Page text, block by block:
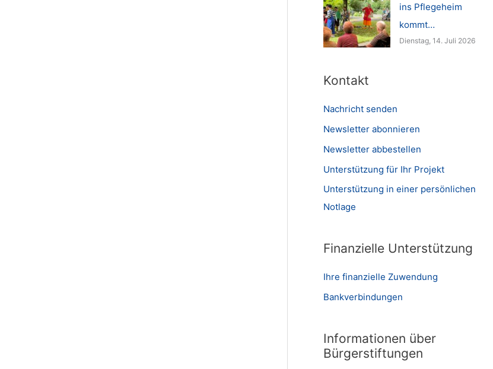
ins Pflegeheim
kommt…
Dienstag, 14. Juli 2026
Kontakt
Nachricht senden
Newsletter abonnieren
Newsletter abbestellen
Unterstützung für Ihr Projekt
Unterstützung in einer persönlichen
Notlage
Finanzielle Unterstützung
Ihre finanzielle Zuwendung
Bankverbindungen
Informationen über
Bürgerstiftungen